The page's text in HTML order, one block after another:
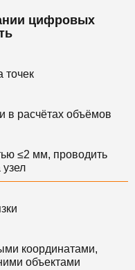
цифровых
точек
в расчётах объёмов
≤2 мм, проводить
координатами,
объектами